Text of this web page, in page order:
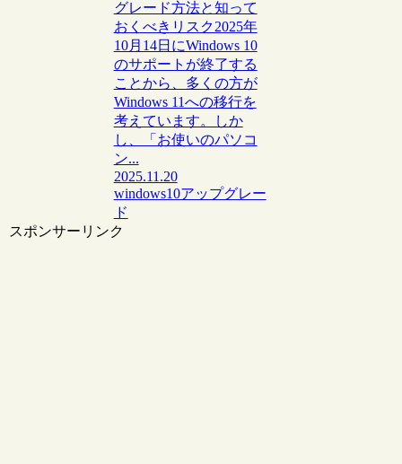
グレード方法と知って
おくべきリスク2025年
10月14日にWindows 10
のサポートが終了する
ことから、多くの方が
Windows 11への移行を
考えています。しか
し、「お使いのパソコ
ン...
2025.11.20
windows10アップグレー
ド
スポンサーリンク